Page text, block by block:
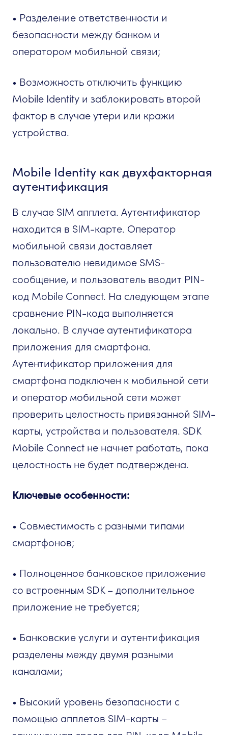
• Разделение ответственности и
безопасности между банком и
оператором мобильной связи;
• Возможность отключить функцию
Mobile Identity и заблокировать второй
фактор в случае утери или кражи
устройства.
Mobile Identity как двухфакторная
аутентификация
В случае SIM апплета. Аутентификатор
находится в SIM-карте. Оператор
мобильной связи доставляет
пользователю невидимое SMS-
сообщение, и пользователь вводит PIN-
код Mobile Connect. На следующем этапе
сравнение PIN-кода выполняется
локально. В случае аутентификатора
приложения для смартфона.
Аутентификатор приложения для
смартфона подключен к мобильной сети
и оператор мобильной сети может
проверить целостность привязанной SIM-
карты, устройства и пользователя. SDK
Mobile Connect не начнет работать, пока
целостность не будет подтверждена.
Ключевые особенности:
• Совместимость с разными типами
смартфонов;
• Полноценное банковское приложение
со встроенным SDK – дополнительное
приложение не требуется;
• Банковские услуги и аутентификация
разделены между двумя разными
каналами;
• Высокий уровень безопасности с
помощью апплетов SIM-карты –